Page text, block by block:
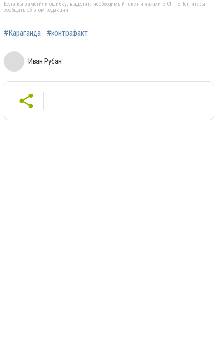
Если вы заметили ошибку, выделите необходимый текст и нажмите Ctrl+Enter, чтобы
сообщить об этом редакции
#Караганда #контрафакт
Иван Рубан